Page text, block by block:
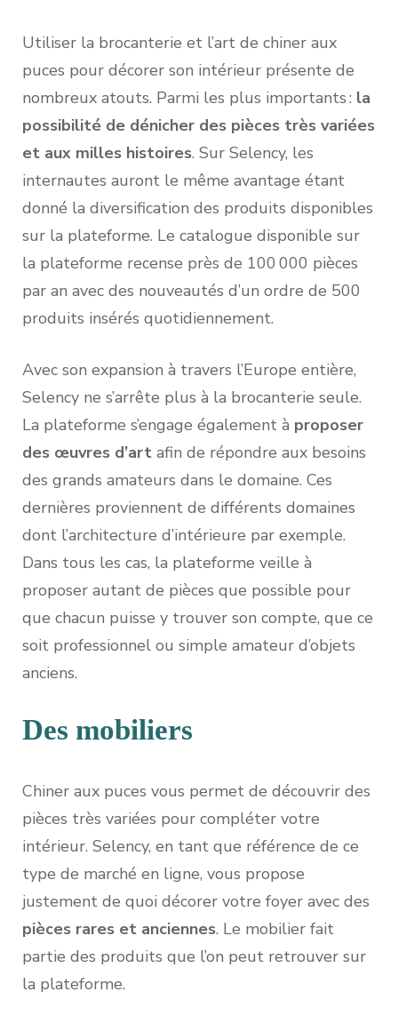
Utiliser la brocanterie et l’art de chiner aux
puces pour décorer son intérieur présente de
nombreux atouts. Parmi les plus importants : la
possibilité de dénicher des pièces très variées
et aux milles histoires. Sur Selency, les
internautes auront le même avantage étant
donné la diversification des produits disponibles
sur la plateforme. Le catalogue disponible sur
la plateforme recense près de 100 000 pièces
par an avec des nouveautés d’un ordre de 500
produits insérés quotidiennement.
Avec son expansion à travers l’Europe entière,
Selency ne s’arrête plus à la brocanterie seule.
La plateforme s’engage également à proposer
des œuvres d’art afin de répondre aux besoins
des grands amateurs dans le domaine. Ces
dernières proviennent de différents domaines
dont l’architecture d’intérieure par exemple.
Dans tous les cas, la plateforme veille à
proposer autant de pièces que possible pour
que chacun puisse y trouver son compte, que ce
soit professionnel ou simple amateur d’objets
anciens.
Des mobiliers
Chiner aux puces vous permet de découvrir des
pièces très variées pour compléter votre
intérieur. Selency, en tant que référence de ce
type de marché en ligne, vous propose
justement de quoi décorer votre foyer avec des
pièces rares et anciennes. Le mobilier fait
partie des produits que l’on peut retrouver sur
la plateforme.